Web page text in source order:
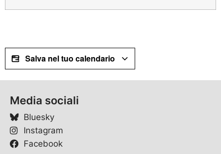
r
k
l
u
n
g
Salva nel tuo calendario
Media sociali
Bluesky
Instagram
Facebook